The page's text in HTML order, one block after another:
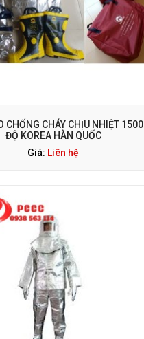
CHỐNG CHÁY CHỊU NHIỆT 1500
ĐỘ KOREA HÀN QUỐC
Giá: Liên hệ